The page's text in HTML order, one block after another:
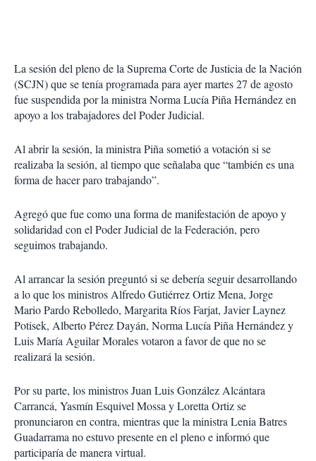
La sesión del pleno de la Suprema Corte de Justicia de la Nación
(SCJN) que se tenía programada para ayer martes 27 de agosto
fue suspendida por la ministra Norma Lucía Piña Hernández en
apoyo a los trabajadores del Poder Judicial.
Al abrir la sesión, la ministra Piña sometió a votación si se
realizaba la sesión, al tiempo que señalaba que “también es una
forma de hacer paro trabajando”.
Agregó que fue como una forma de manifestación de apoyo y
solidaridad con el Poder Judicial de la Federación, pero
seguimos trabajando.
Al arrancar la sesión preguntó si se debería seguir desarrollando
a lo que los ministros Alfredo Gutiérrez Ortiz Mena, Jorge
Mario Pardo Rebolledo, Margarita Ríos Farjat, Javier Laynez
Potisek, Alberto Pérez Dayán, Norma Lucía Piña Hernández y
Luis María Aguilar Morales votaron a favor de que no se
realizará la sesión.
Por su parte, los ministros Juan Luis González Alcántara
Carrancá, Yasmín Esquivel Mossa y Loretta Ortiz se
pronunciaron en contra, mientras que la ministra Lenia Batres
Guadarrama no estuvo presente en el pleno e informó que
participaría de manera virtual.